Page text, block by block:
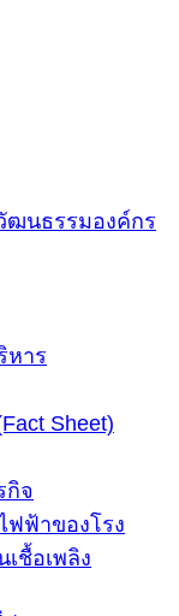
ฒนธรรมองค์กร
หาร
Sheet)
กิจ
ฟฟ้าของโรง
ชื้อเพลิง